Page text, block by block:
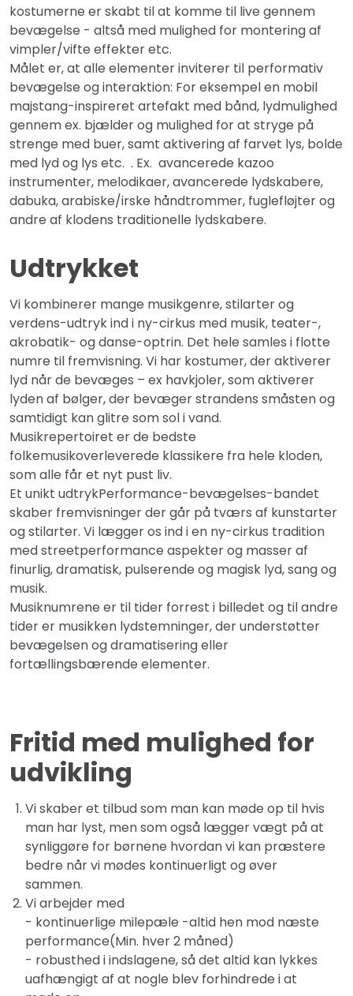
kostumerne er skabt til at komme til live gennem
bevægelse - altså med mulighed for montering af
vimpler/vifte effekter etc.
Målet er, at alle elementer inviterer til performativ
bevægelse og interaktion: For eksempel en mobil
majstang-inspireret artefakt med bånd, lydmulighed
gennem ex. bjælder og mulighed for at stryge på
strenge med buer, samt aktivering af farvet lys, bolde
med lyd og lys etc. . Ex. avancerede kazoo
instrumenter, melodikaer, avancerede lydskabere,
dabuka, arabiske/irske håndtrommer, fuglefløjter og
andre af klodens traditionelle lydskabere.
Udtrykket
Vi kombinerer mange musikgenre, stilarter og
verdens-udtryk ind i ny-cirkus med musik, teater-,
akrobatik- og danse-optrin. Det hele samles i flotte
numre til fremvisning. Vi har kostumer, der aktiverer
lyd når de bevæges – ex havkjoler, som aktiverer
lyden af bølger, der bevæger strandens småsten og
samtidigt kan glitre som sol i vand.
Musikrepertoiret er de bedste
folkemusikoverleverede klassikere fra hele kloden,
som alle får et nyt pust liv.
Et unikt udtrykPerformance-bevægelses-bandet
skaber fremvisninger der går på tværs af kunstarter
og stilarter. Vi lægger os ind i en ny-cirkus tradition
med streetperformance aspekter og masser af
finurlig, dramatisk, pulserende og magisk lyd, sang og
musik.
Musiknumrene er til tider forrest i billedet og til andre
tider er musikken lydstemninger, der understøtter
bevægelsen og dramatisering eller
fortællingsbærende elementer.
Fritid med mulighed for
udvikling
Vi skaber et tilbud som man kan møde op til hvis
man har lyst, men som også lægger vægt på at
synliggøre for børnene hvordan vi kan præstere
bedre når vi mødes kontinuerligt og øver
sammen.
Vi arbejder med
- kontinuerlige milepæle -altid hen mod næste
performance(Min. hver 2 måned)
- robusthed i indslagene, så det altid kan lykkes
uafhængigt af at nogle blev forhindrede i at